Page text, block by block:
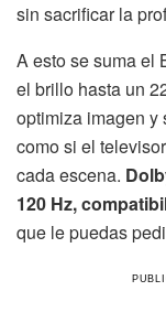
sin sacrificar la
A esto se suma el
el brillo hasta un
optimiza imagen
como si el
cada escena.
120 Hz,
que le puedas